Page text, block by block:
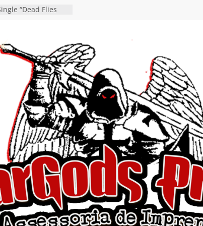
“Dead Flies
Rig” definitivo
Hell’s Heroes
de guitar & bass
“Eclipse”, segundo
“Dreaming”
a
e a artificialidade
e videoclipe de
gaúcha de Heavy
“Hellforge”